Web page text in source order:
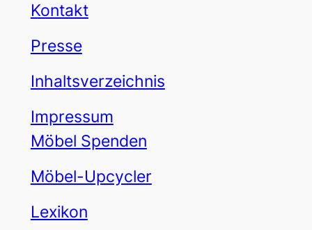
Kontakt
Presse
Inhaltsverzeichnis
Impressum
Möbel Spenden
Möbel-Upcycler
Lexikon